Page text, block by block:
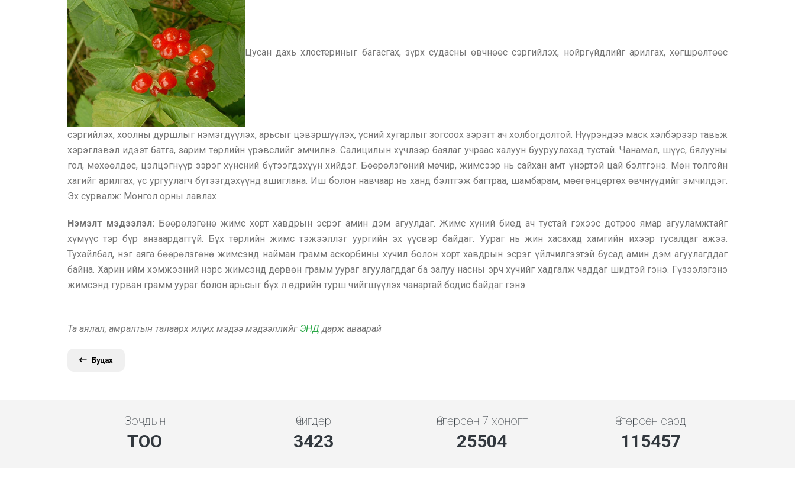
Цусан дахь хлостериныг багасгах, зүрх судасны өвчнөөс сэргийлэх, нойргүйдлийг арилгах, хөгшрөлтөөс
сэргийлэх, хоолны дуршлыг нэмэгдүүлэх, арьсыг цэвэршүүлэх, үсний хугарлыг зогсоох зэрэгт ач холбогдолтой. Нүүрэндээ маск хэлбэрээр тавьж
хэрэглэвэл идээт батга, зарим төрлийн үрэвслийг эмчилнэ. Салицилын хүчлээр баялаг учраас халуун бууруулахад тустай. Чанамал, шүүс, бялууны
гол, мөхөөлдөс, цэлцэгнүүр зэрэг хүнсний бүтээгдэхүүн хийдэг. Бөөрөлзгөний мөчир, жимсээр нь сайхан амт үнэртэй цай бэлтгэнэ. Мөн толгойн
хагийг арилгах, үс ургуулагч бүтээгдэхүүнд ашиглана. Иш болон навчаар нь ханд бэлтгэж багтраа, шамбарам, мөөгөнцөртөх өвчнүүдийг эмчилдэг.
Эх сурвалж: Монгол орны лавлах
Нэмэлт мэдээлэл: Бөөрөлзгөнө жимс хорт хавдрын эсрэг амин дэм агуулдаг. Жимс хүний биед ач тустай гэхээс дотроо ямар агууламжтайг
хүмүүс тэр бүр анзаардаггүй. Бүх төрлийн жимс тэжээллэг уургийн эх үүсвэр байдаг. Уураг нь жин хасахад хамгийн ихээр тусалдаг ажээ.
Тухайлбал, нэг аяга бөөрөлзгөнө жимсэнд найман грамм аскорбины хүчил болон хорт хавдрын эсрэг үйлчилгээтэй бусад амин дэм агуулагддаг
байна. Харин ийм хэмжээний нэрс жимсэнд дөрвөн грамм уураг агуулагддаг ба залуу насны эрч хүчийг хадгалж чаддаг шидтэй гэнэ. Гүзээлзгэнэ
жимсэнд гурван грамм уураг болон арьсыг бүх л өдрийн турш чийгшүүлэх чанартай бодис байдаг гэнэ.
Та аялал, амралтын талаарх илүү их мэдээ мэдээллийг ЭНД дарж аваарай
Буцах
Зочдын
ТОО
Өчигдөр
3851
Өнгөрсөн 7 хоногт
28692
Өнгөрсөн сард
129889